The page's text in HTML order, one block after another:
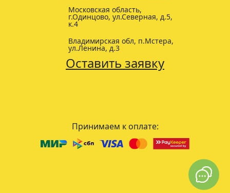
Московская область,
г.Одинцово, ул.Северная, д.5,
к.4
Владимирская обл, п.Мстера,
ул.Ленина, д.3
Оставить заявку
Принимаем к оплате: